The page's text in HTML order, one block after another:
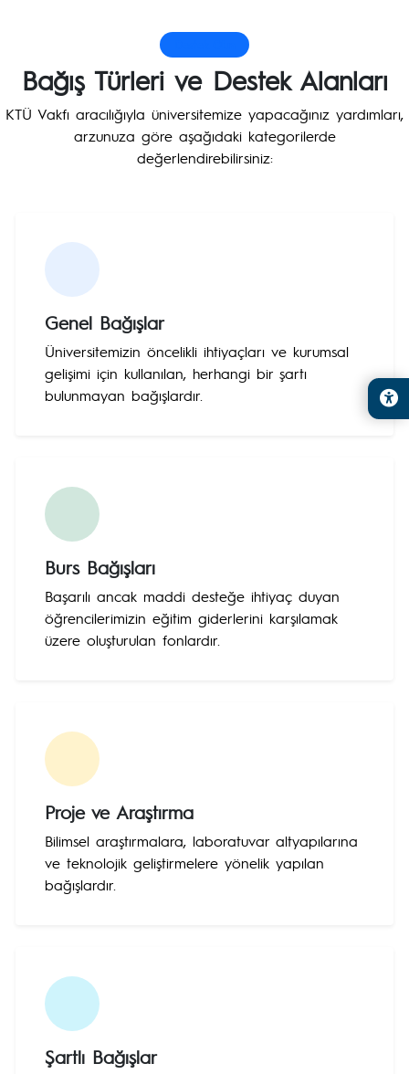
Bağış Türleri ve Destek Alanları
KTÜ Vakfı aracılığıyla üniversitemize yapacağınız yardımları,
arzunuza göre aşağıdaki kategorilerde
değerlendirebilirsiniz:
Genel Bağışlar
Üniversitemizin öncelikli ihtiyaçları ve kurumsal
gelişimi için kullanılan, herhangi bir şartı
bulunmayan bağışlardır.
Burs Bağışları
Başarılı ancak maddi desteğe ihtiyaç duyan
öğrencilerimizin eğitim giderlerini karşılamak
üzere oluşturulan fonlardır.
Proje ve Araştırma
Bilimsel araştırmalara, laboratuvar altyapılarına
ve teknolojik geliştirmelere yönelik yapılan
bağışlardır.
Şartlı Bağışlar